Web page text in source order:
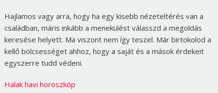
Hajlamos vagy arra, hogy ha egy kisebb nézeteltérés van a
családban, máris inkább a menekülést válasszd a megoldás
keresése helyett. Ma viszont nem így teszel. Már birtokolod a
kellő bölcsességet ahhoz, hogy a saját és a mások érdekeit
egyszerre tudd védeni.
Halak havi horoszkóp